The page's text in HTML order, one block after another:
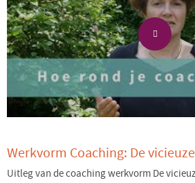
Werkvorm Coaching: De
Uitleg van de coaching werkvorm De